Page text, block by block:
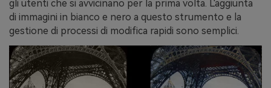
gli utenti che si avvicinano per la prima volta. L'aggiunta
di immagini in bianco e nero a questo strumento e la
gestione di processi di modifica rapidi sono semplici.